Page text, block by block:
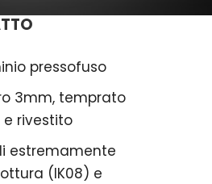
pressofuso
3mm, temprato
rivestito
estremamente
(IK08) e